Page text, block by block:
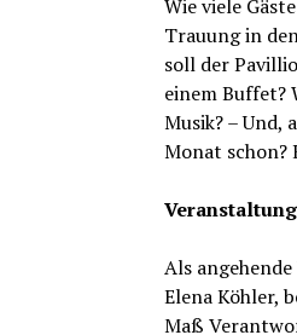
Wie viele
Trauung in
soll der
einem Buffet?
Musik? – Und,
Monat schon?
Als
Elena Köhler,
Maß